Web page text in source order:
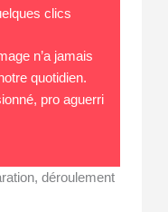
clics
n’a jamais
quotidien.
pro aguerri
déroulement